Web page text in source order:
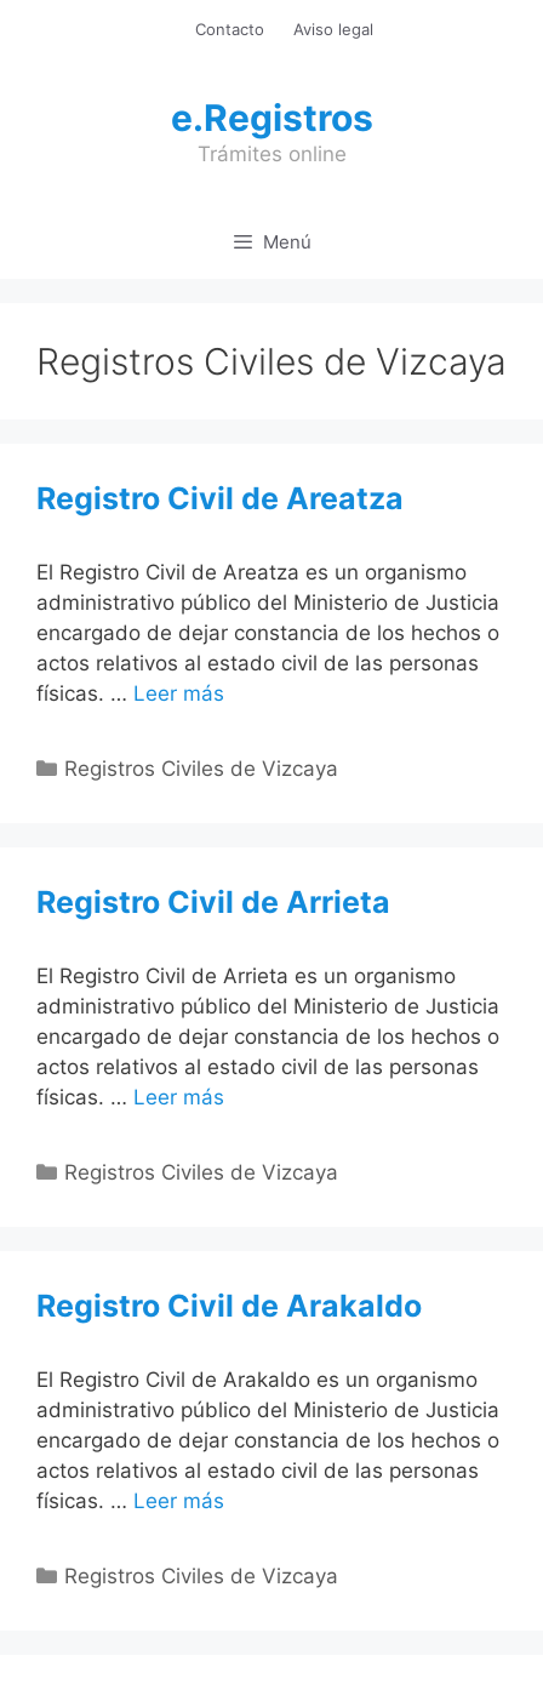
Contacto Aviso legal
e.Registros
Trámites online
Menú
Registros Civiles de Vizcaya
Registro Civil de Areatza
El Registro Civil de Areatza es un organismo
administrativo público del Ministerio de Justicia
encargado de dejar constancia de los hechos o
actos relativos al estado civil de las personas
físicas. … Leer más
Categorías
Registros Civiles de Vizcaya
Registro Civil de Arrieta
El Registro Civil de Arrieta es un organismo
administrativo público del Ministerio de Justicia
encargado de dejar constancia de los hechos o
actos relativos al estado civil de las personas
físicas. … Leer más
Categorías
Registros Civiles de Vizcaya
Registro Civil de Arakaldo
El Registro Civil de Arakaldo es un organismo
administrativo público del Ministerio de Justicia
encargado de dejar constancia de los hechos o
actos relativos al estado civil de las personas
físicas. … Leer más
Categorías
Registros Civiles de Vizcaya